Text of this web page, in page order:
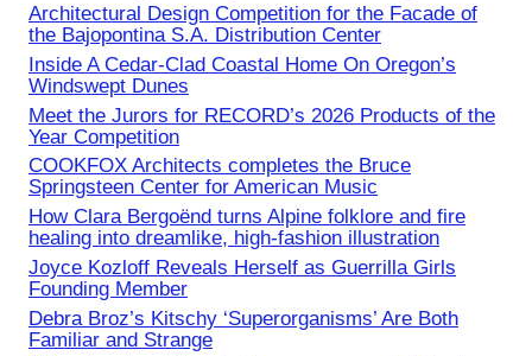
Architectural Design Competition for the Facade of
the Bajopontina S.A. Distribution Center
Inside A Cedar-Clad Coastal Home On Oregon’s
Windswept Dunes
Meet the Jurors for RECORD’s 2026 Products of the
Year Competition
COOKFOX Architects completes the Bruce
Springsteen Center for American Music
How Clara Bergoënd turns Alpine folklore and fire
healing into dreamlike, high-fashion illustration
Joyce Kozloff Reveals Herself as Guerrilla Girls
Founding Member
Debra Broz’s Kitschy ‘Superorganisms’ Are Both
Familiar and Strange